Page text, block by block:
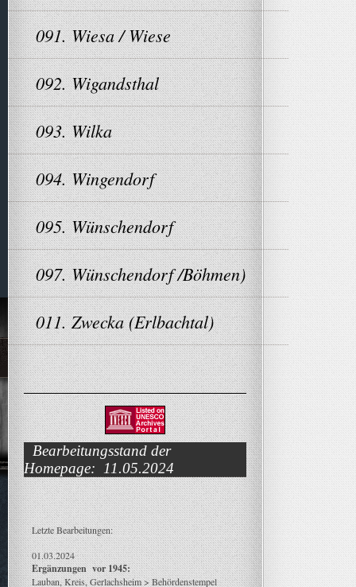
091. Wiesa / Wiese
092. Wigandsthal
093. Wilka
094. Wingendorf
095. Wünschendorf
097. Wünschendorf /Böhmen)
011. Zwecka (Erlbachtal)
Bearbeitungsstand der
Homepage: 11.05.2024
Letzte Bearbeitungen:
01.03.2024
Ergänzungen vor 1945:
Lauban, Kreis, Gerlachsheim > Behördenstempel